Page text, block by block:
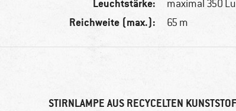
Leuchtstärke: maximal 350
Reichweite (max.): 65 m
STIRNLAMPE AUS RECYCELTEN